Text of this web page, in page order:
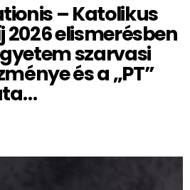
– Katolikus
2026 elismerésben
szarvasi
és a „PT”